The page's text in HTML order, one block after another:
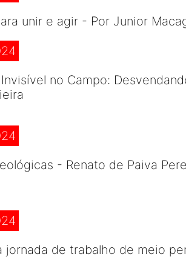
unir e agir - Por Junior
no Campo:
- Renato de Paiva
jornada de trabalho de meio